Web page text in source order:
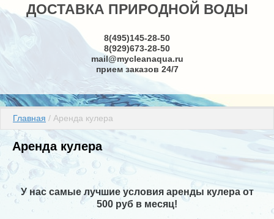
ДОСТАВКА ПРИРОДНОЙ ВОДЫ
8(495)145-28-50
8(929)673-28-50
mail@mycleanaqua.ru
прием заказов 24/7
Главная / Аренда кулера
Аренда кулера
У нас самые лучшие условия аренды кулера от
500 руб в месяц!